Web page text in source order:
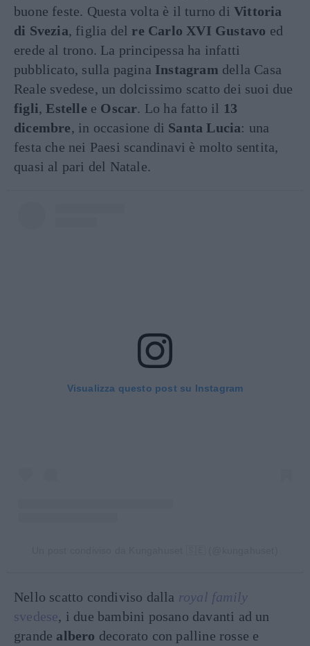
buone feste. Questa volta è il turno di Vittoria
di Svezia, figlia del re Carlo XVI Gustavo ed
erede al trono. La principessa ha infatti
pubblicato, sulla pagina Instagram della Casa
Reale svedese, un dolcissimo scatto dei suoi due
figli,Estelle e Oscar. Lo ha fatto il 13
dicembre, in occasione di Santa Lucia: una
festa che nei Paesi scandinavi è molto sentita,
quasi al pari del Natale.
Visualizza questo post su Instagram
Nello scatto condiviso dalla royal family
svedese, i due bambini posano davanti ad un
grande albero decorato con palline rosse e